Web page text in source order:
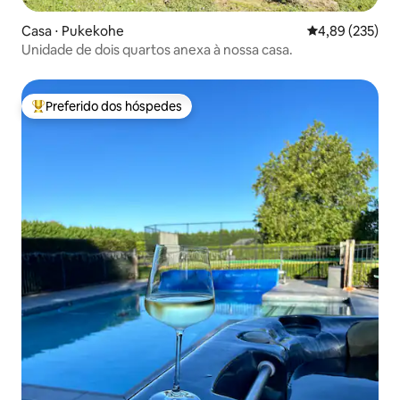
Casa ⋅ Pukekohe 4,89 de uma
4,89 (235)
Unidade de dois quartos anexa à nossa casa.
Entre os melhores preferidos dos hóspedes
Preferido dos hóspedes